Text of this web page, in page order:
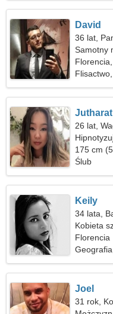
David
36 lat,
Samotny
Jutharat
26 lat,
175 cm
Ślub
Keily
34 lata,
Kobieta
Florencia
Joel
31 rok,